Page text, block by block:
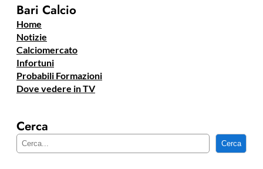
Bari Calcio
Home
Notizie
Calciomercato
Infortuni
Probabili Formazioni
Dove vedere in TV
Cerca
e
Cerca